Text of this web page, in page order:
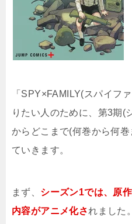
「SPY×FAMILY(スパイフ
りたい人のために、第3期(
からどこまで(何巻から何
ていきます。
まず、 シーズン1では、原
内容がアニメ化されました